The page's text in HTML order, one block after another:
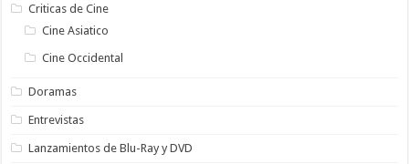
Criticas de Cine
Cine Asiatico
Cine Occidental
Doramas
Entrevistas
Lanzamientos de Blu-Ray y DVD